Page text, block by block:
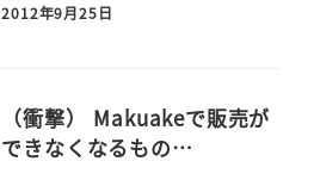
2012年9月25日
（衝撃） Makuakeで販売が
できなくなるもの…